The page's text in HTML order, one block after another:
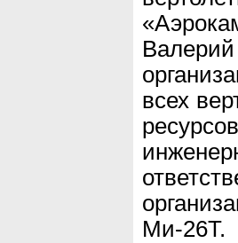
всех
Ми-26Т.